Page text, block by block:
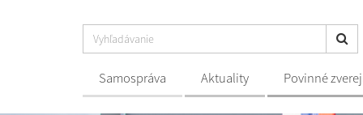
Samospráva Aktuality Povinné